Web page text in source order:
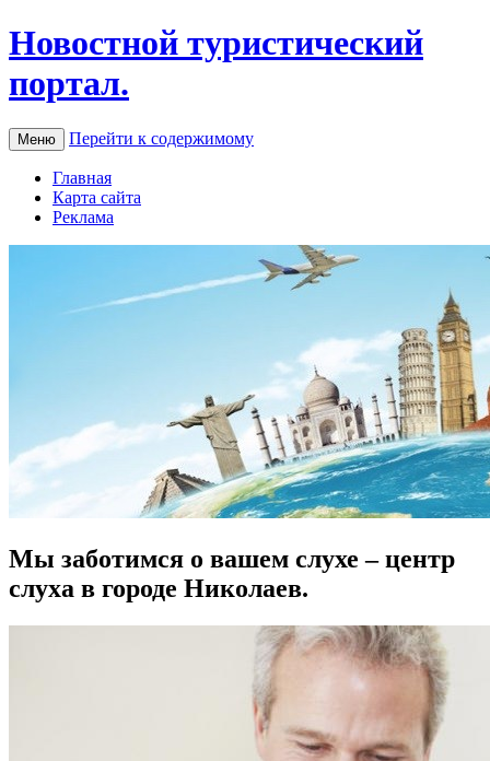
Новостной туристический
портал.
Меню Перейти к содержимому
Главная
Карта сайта
Реклама
Мы заботимся о вашем слухе – центр
слуха в городе Николаев.